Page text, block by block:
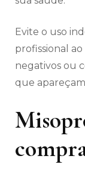
Evite o uso
profissional
negativos ou
​​que